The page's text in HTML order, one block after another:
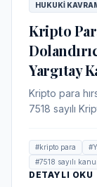
HUKUKI
Kripto
Yargıtay
Kripto para
7518 sayılı
stratejileri ele
güncel
#kripto para #
#7518 sayılı
DETAYLI OKU